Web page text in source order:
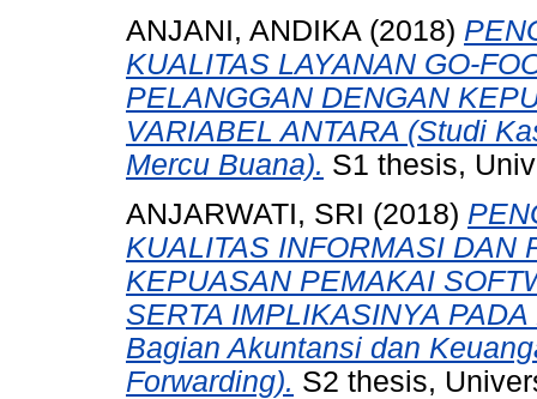
ANJANI, ANDIKA (2018)
KUALITAS LAYANAN GO-
PELANGGAN DENGAN
VARIABEL ANTARA (Studi
Mercu Buana). S1 thesis,
ANJARWATI, SRI (2018)
KUALITAS INFORMASI DAN
KEPUASAN PEMAKAI
SERTA IMPLIKASINYA
Bagian Akuntansi dan
Forwarding). S2 thesis,